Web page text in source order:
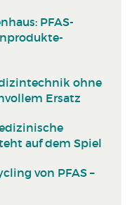
PFAS-
ohne
Ersatz
auf dem Spiel
von PFAS –